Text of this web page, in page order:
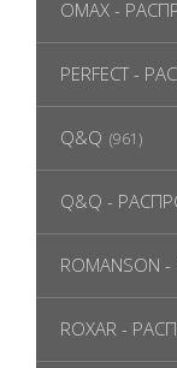
OMAX -
PERFECT -
Q&Q (961)
Q&Q -
ROXAR -